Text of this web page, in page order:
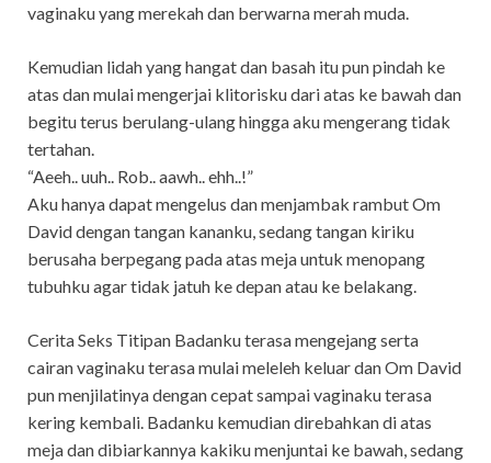
vaginaku yang merekah dan berwarna merah muda.
Kemudian lidah yang hangat dan basah itu pun pindah ke
atas dan mulai mengerjai klitorisku dari atas ke bawah dan
begitu terus berulang-ulang hingga aku mengerang tidak
tertahan.
“Aeeh.. uuh.. Rob.. aawh.. ehh..!”
Aku hanya dapat mengelus dan menjambak rambut Om
David dengan tangan kananku, sedang tangan kiriku
berusaha berpegang pada atas meja untuk menopang
tubuhku agar tidak jatuh ke depan atau ke belakang.
Cerita Seks Titipan Badanku terasa mengejang serta
cairan vaginaku terasa mulai meleleh keluar dan Om David
pun menjilatinya dengan cepat sampai vaginaku terasa
kering kembali. Badanku kemudian direbahkan di atas
meja dan dibiarkannya kakiku menjuntai ke bawah, sedang